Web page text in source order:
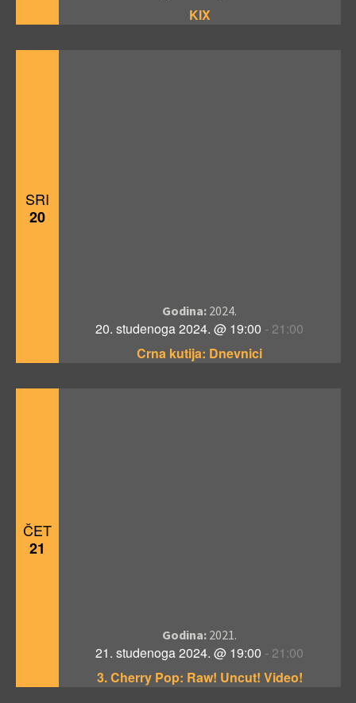
KIX
SRI
20
Crna kutija: Dnevnici
Godina: 2024.
20. studenoga 2024. @ 19:00 - 21:00
ČET
21
3. Cherry Pop: Raw! Uncut! Video!
Godina: 2021.
21. studenoga 2024. @ 19:00 - 21:00